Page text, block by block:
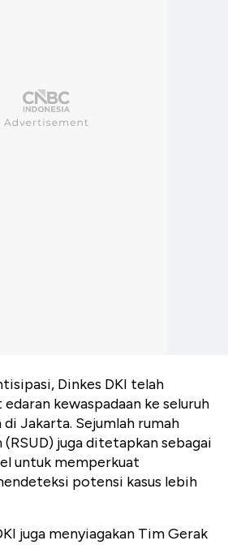
Dinkes DKI telah
kewaspadaan ke seluruh
Jakarta. Sejumlah rumah
juga ditetapkan sebagai
untuk memperkuat
potensi kasus lebih
juga menyiagakan Tim Gerak